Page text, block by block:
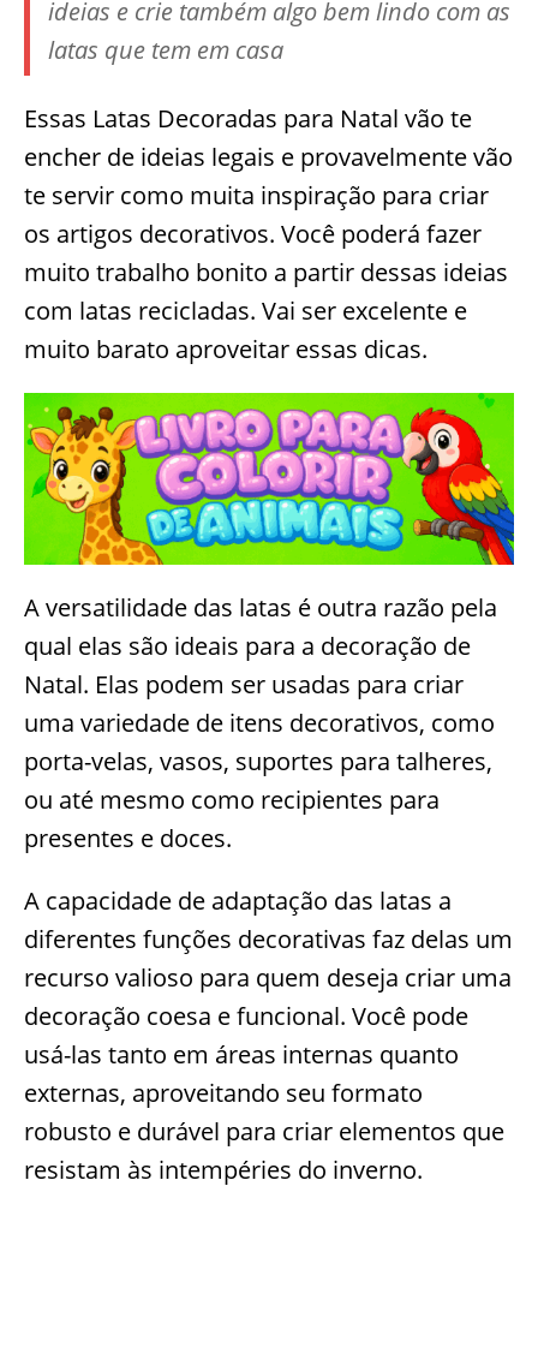
ideias e crie também algo bem lindo com as
latas que tem em casa
Essas Latas Decoradas para Natal vão te
encher de ideias legais e provavelmente vão
te servir como muita inspiração para criar
os artigos decorativos. Você poderá fazer
muito trabalho bonito a partir dessas ideias
com latas recicladas. Vai ser excelente e
muito barato aproveitar essas dicas.
A versatilidade das latas é outra razão pela
qual elas são ideais para a decoração de
Natal. Elas podem ser usadas para criar
uma variedade de itens decorativos, como
porta-velas, vasos, suportes para talheres,
ou até mesmo como recipientes para
presentes e doces.
A capacidade de adaptação das latas a
diferentes funções decorativas faz delas um
recurso valioso para quem deseja criar uma
decoração coesa e funcional. Você pode
usá-las tanto em áreas internas quanto
externas, aproveitando seu formato
robusto e durável para criar elementos que
resistam às intempéries do inverno.